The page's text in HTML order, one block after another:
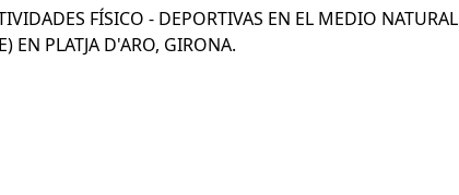
FÍSICO - DEPORTIVAS EN EL MEDIO NATURAL
EN PLATJA D'ARO, GIRONA.